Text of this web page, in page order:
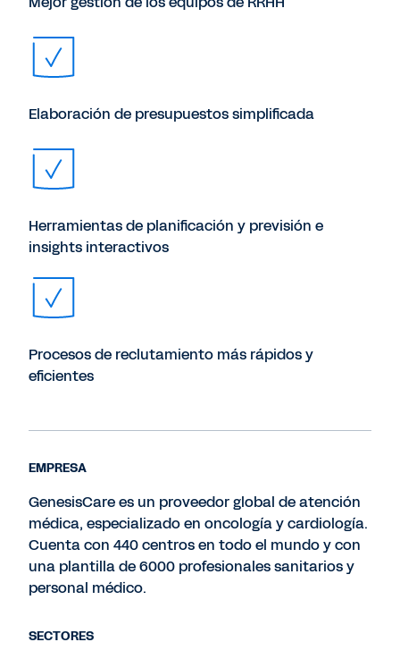
Elaboración de presupuestos simplificada
Herramientas de planificación y previsión e
insights interactivos
Procesos de reclutamiento más rápidos y
eficientes
EMPRESA
GenesisCare es un proveedor global de atención
médica, especializado en oncología y cardiología.
Cuenta con 440 centros en todo el mundo y con
una plantilla de 6000 profesionales sanitarios y
personal médico.
SECTORES